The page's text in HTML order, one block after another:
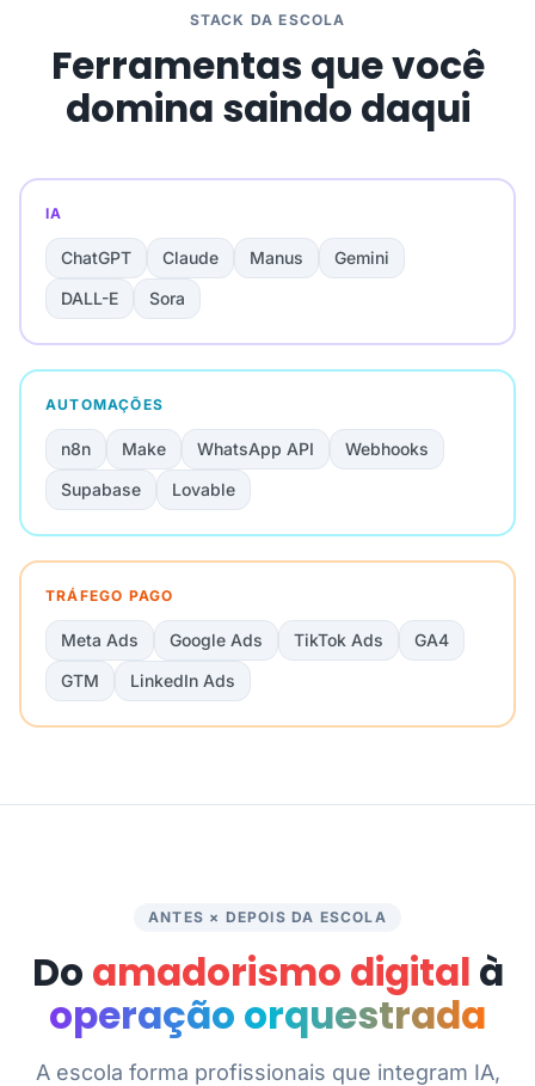
STACK DA ESCOLA
Ferramentas que você
domina saindo daqui
IA
ChatGPT Claude Manus
Gemini
DALL-E
Sora
AUTOMAÇÕES
n8n Make WhatsApp API
Webhooks
Supabase
Lovable
TRÁFEGO PAGO
Meta Ads Google Ads TikTok Ads
GA4
GTM
LinkedIn Ads
ANTES × DEPOIS DA ESCOLA
Do amadorismo digital à
operação orquestrada
A escola forma profissionais que integram IA,